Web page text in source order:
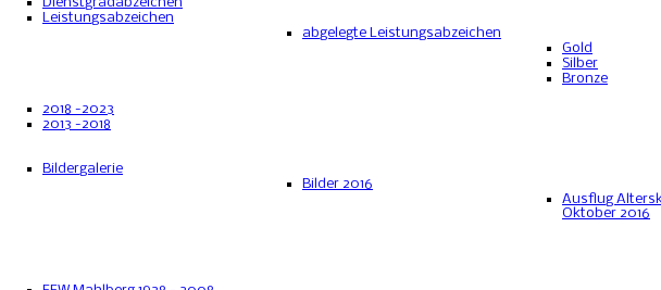
Dienstgradabzeichen
Leistungsabzeichen
abgelegte Leistungsabzeichen
Gold
Silber
Bronze
2018 -2023
2013 -2018
Bildergalerie
Bilder 2016
Ausflug
Oktober 2016